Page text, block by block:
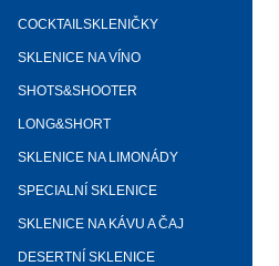
COCKTAILSKLENIČKY
SKLENICE NA VÍNO
SHOTS&SHOOTER
LONG&SHORT
SKLENICE NA LIMONÁDY
SPECIALNÍ SKLENICE
SKLENICE NA KÁVU A ČAJ
DESERTNÍ SKLENICE